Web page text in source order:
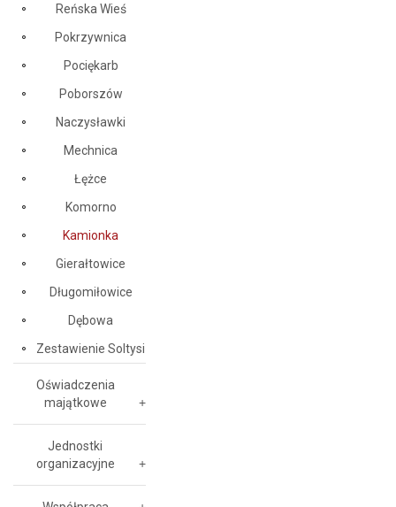
Reńska Wieś
Pokrzywnica
Pociękarb
Poborszów
Naczysławki
Mechnica
Łężce
Komorno
Kamionka
Gierałtowice
Długomiłowice
Dębowa
Zestawienie Soltysi
Oświadczenia
majątkowe
Jednostki
organizacyjne